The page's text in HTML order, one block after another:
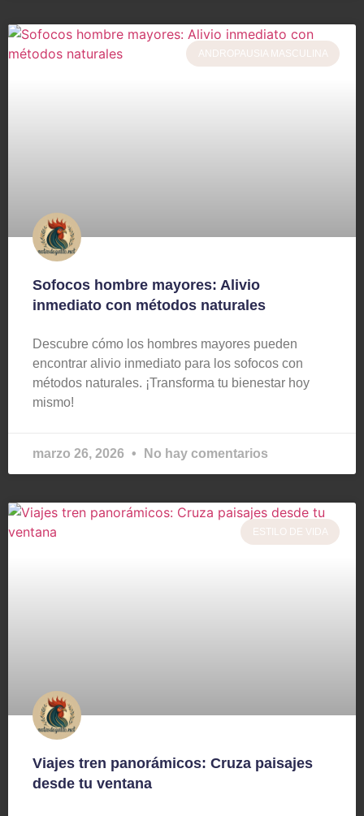
ANDROPAUSIA MASCULINA
Sofocos hombre mayores: Alivio
inmediato con métodos naturales
Descubre cómo los hombres mayores pueden
encontrar alivio inmediato para los sofocos con
métodos naturales. ¡Transforma tu bienestar hoy
mismo!
marzo 26, 2026 No hay comentarios
ESTILO DE VIDA
Viajes tren panorámicos: Cruza paisajes
desde tu ventana